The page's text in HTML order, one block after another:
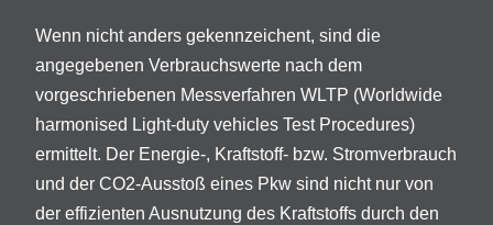
Wenn nicht anders gekennzeichent, sind die
angegebenen Verbrauchswerte nach dem
vorgeschriebenen Messverfahren WLTP (Worldwide
harmonised Light-duty vehicles Test Procedures)
ermittelt. Der Energie-, Kraftstoff- bzw. Stromverbrauch
und der CO2-Ausstoß eines Pkw sind nicht nur von
der effizienten Ausnutzung des Kraftstoffs durch den